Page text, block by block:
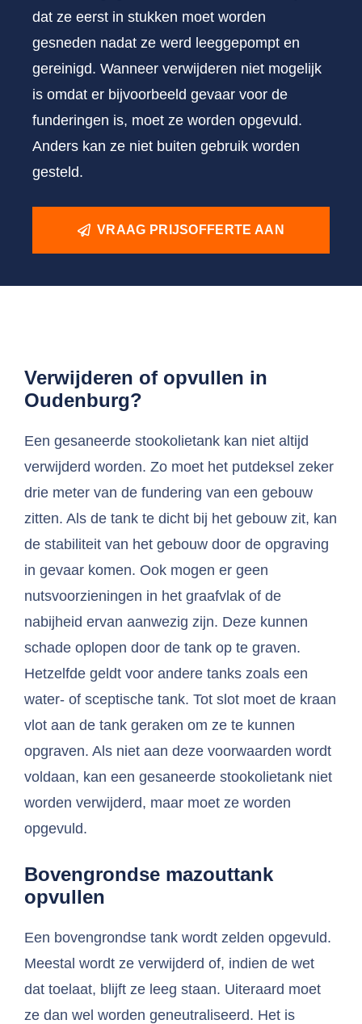
dat ze eerst in stukken moet worden
gesneden nadat ze werd leeggepompt en
gereinigd. Wanneer verwijderen niet mogelijk
is omdat er bijvoorbeeld gevaar voor de
funderingen is, moet ze worden opgevuld.
Anders kan ze niet buiten gebruik worden
gesteld.
VRAAG PRIJSOFFERTE AAN
Verwijderen of opvullen in
Oudenburg?
Een gesaneerde stookolietank kan niet altijd
verwijderd worden. Zo moet het putdeksel zeker
drie meter van de fundering van een gebouw
zitten. Als de tank te dicht bij het gebouw zit, kan
de stabiliteit van het gebouw door de opgraving
in gevaar komen. Ook mogen er geen
nutsvoorzieningen in het graafvlak of de
nabijheid ervan aanwezig zijn. Deze kunnen
schade oplopen door de tank op te graven.
Hetzelfde geldt voor andere tanks zoals een
water- of sceptische tank. Tot slot moet de kraan
vlot aan de tank geraken om ze te kunnen
opgraven. Als niet aan deze voorwaarden wordt
voldaan, kan een gesaneerde stookolietank niet
worden verwijderd, maar moet ze worden
opgevuld.
Bovengrondse mazouttank
opvullen
Een bovengrondse tank wordt zelden opgevuld.
Meestal wordt ze verwijderd of, indien de wet
dat toelaat, blijft ze leeg staan. Uiteraard moet
ze dan wel worden geneutraliseerd. Het is